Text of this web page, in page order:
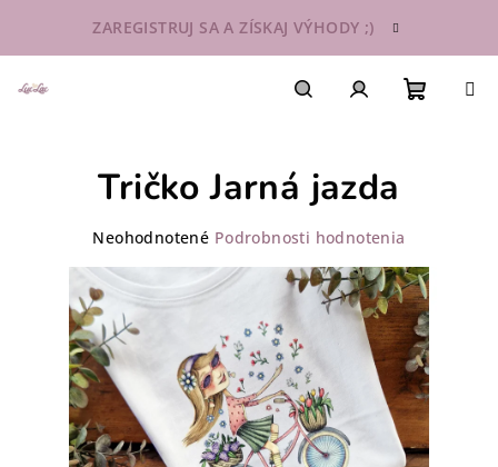
obsah
ZAREGISTRUJ SA A ZÍSKAJ VÝHODY ;)
Tričko Jarná jazda
Priemerné
produktu
je
0,0
z
5
hviezdičiek.
Neohodnotené Podrobnosti hodnotenia